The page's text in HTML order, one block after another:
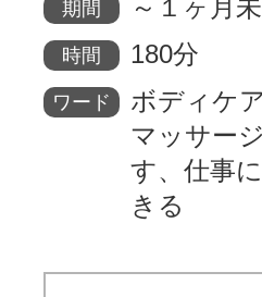
期間 ～１ヶ月
時間 180分
ワード
ボディケ
マッサー
す、仕事
きる